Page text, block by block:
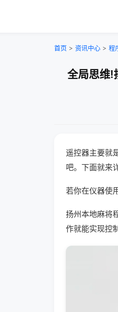
首页 > 资讯中心 > 程
全局思维!
遥控器主要就
吧。下面就来
若你在仪器使
扬州本地麻将
作就能实现控